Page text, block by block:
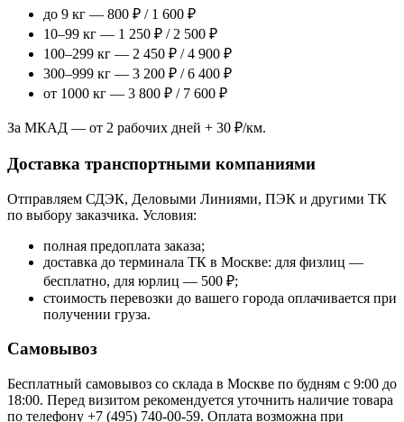
до 9 кг — 800 ₽ / 1 600 ₽
10–99 кг — 1 250 ₽ / 2 500 ₽
100–299 кг — 2 450 ₽ / 4 900 ₽
300–999 кг — 3 200 ₽ / 6 400 ₽
от 1000 кг — 3 800 ₽ / 7 600 ₽
За МКАД — от 2 рабочих дней + 30 ₽/км.
Доставка транспортными компаниями
Отправляем СДЭК, Деловыми Линиями, ПЭК и другими ТК
по выбору заказчика. Условия:
полная предоплата заказа;
доставка до терминала ТК в Москве: для физлиц —
бесплатно, для юрлиц — 500 ₽;
стоимость перевозки до вашего города оплачивается при
получении груза.
Самовывоз
Бесплатный самовывоз со склада в Москве по будням с 9:00 до
18:00. Перед визитом рекомендуется уточнить наличие товара
по телефону +7 (495) 740-00-59. Оплата возможна при